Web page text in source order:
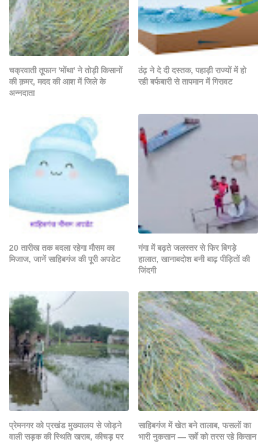
चक्रवाती तूफान 'मोंथा' ने तोड़ी किसानों
की क़मर, मदद की आश में जिले के
अन्नदाता
ठंढ़ ने दे दी दस्तक, पहाड़ी राज्यों में हो
रही बर्फबारी से तापमान में गिरावट
20 तारीख तक बदला रहेगा मौसम का
मिजाज, जानें साहिबगंज की पूरी अपडेट
गंगा में बढ़ते जलस्तर से फिर बिगड़े
हालात, खानाबदोश बनी बाढ़ पीड़ितों की
जिंदगी
प्रेमनगर को प्रखंड मुख्यालय से जोड़ने
वाली सड़क की स्थिति खराब, कीचड़ पर
साहिबगंज में खेत बने तालाब, फसलों का
भारी नुकसान — सर्वे को तरस रहे किसान